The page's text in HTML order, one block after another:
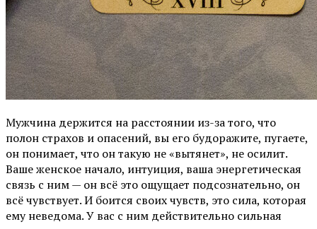
Мужчина держится на расстоянии из-за того, что
полон страхов и опасений, вы его будоражите, пугаете,
он понимает, что он такую не «вытянет», не осилит.
Ваше женское начало, интуиция, ваша энергетическая
связь с ним — он всё это ощущает подсознательно, он
всё чувствует. И боится своих чувств, это сила, которая
ему неведома. У вас с ним действительно сильная